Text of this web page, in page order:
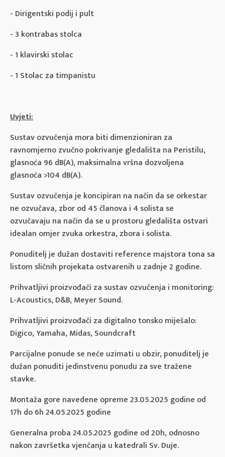
- Dirigentski podij i pult
- 3 kontrabas stolca
- 1 klavirski stolac
- 1 Stolac za timpanistu
Uvjeti:
Sustav ozvučenja mora biti dimenzioniran za
ravnomjerno zvučno pokrivanje gledališta na Peristilu,
glasnoća 96 dB(A), maksimalna vršna dozvoljena
glasnoća >104 dB(A).
Sustav ozvučenja je koncipiran na način da se orkestar
ne ozvučava, zbor od 45 članova i 4 solista se
ozvučavaju na način da se u prostoru gledališta ostvari
idealan omjer zvuka orkestra, zbora i solista.
Ponuditelj je dužan dostaviti reference majstora tona sa
listom sličnih projekata ostvarenih u zadnje 2 godine.
Prihvatljivi proizvođači za sustav ozvučenja i monitoring:
L-Acoustics, D&B, Meyer Sound.
Prihvatljivi proizvođači za digitalno tonsko miješalo:
Digico, Yamaha, Midas, Soundcraft
Parcijalne ponude se neće uzimati u obzir, ponuditelj je
dužan ponuditi jedinstvenu ponudu za sve tražene
stavke.
Montaža gore navedene opreme 23.05.2025 godine od
17h do 6h 24.05.2025 godine
Generalna proba 24.05.2025 godine od 20h, odnosno
nakon završetka vjenčanja u katedrali Sv. Duje.